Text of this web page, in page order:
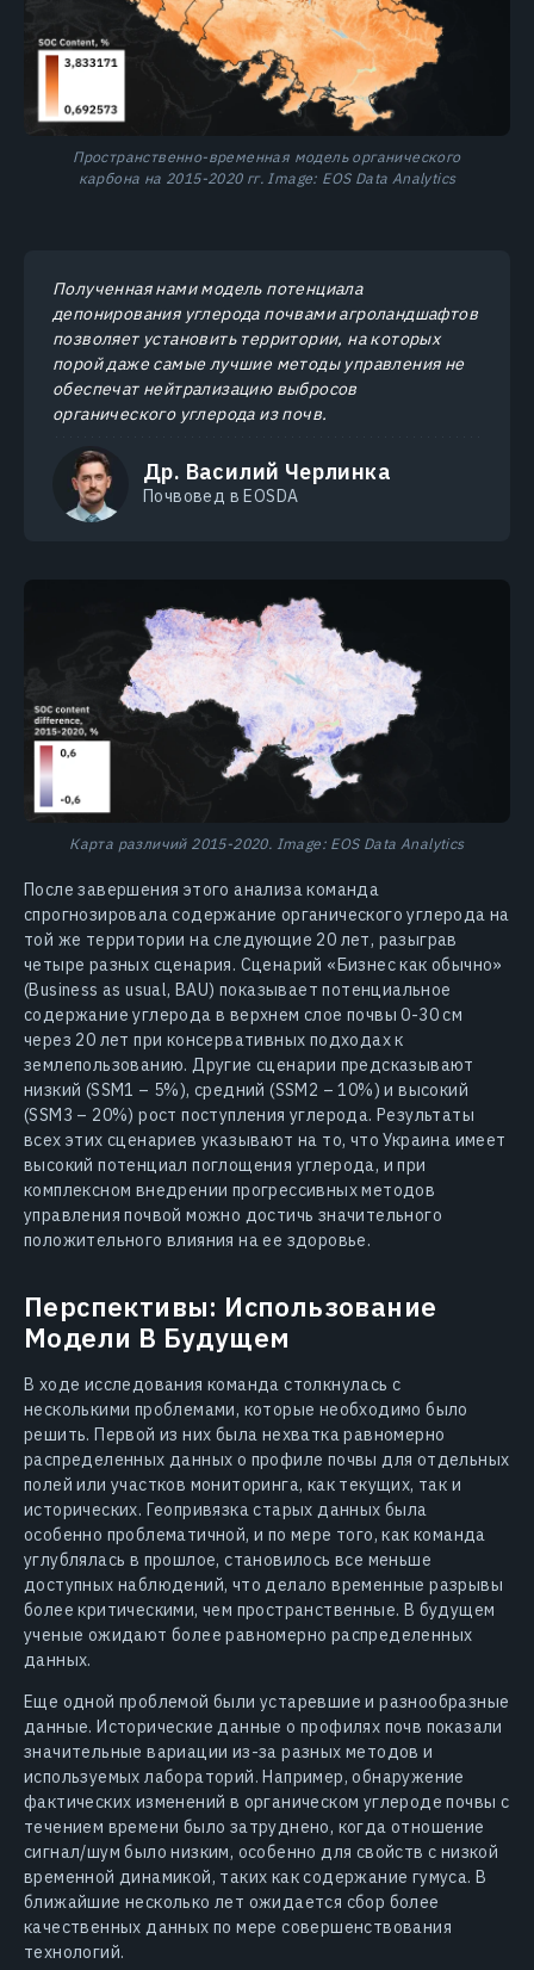
Пространственно-временная модель органического
карбона на 2015-2020 гг. Image: EOS Data Analytics
Полученная нами модель потенциала
депонирования углерода почвами агроландшафтов
позволяет установить территории, на которых
порой даже самые лучшие методы управления не
обеспечат нейтрализацию выбросов
органического углерода из почв.
Др. Василий Черлинка
Почвовед в EOSDA
Карта различий 2015-2020. Image: EOS Data Analytics
После завершения этого анализа команда
спрогнозировала содержание органического углерода на
той же территории на следующие 20 лет, разыграв
четыре разных сценария. Сценарий «Бизнес как обычно»
(Business as usual, BAU) показывает потенциальное
содержание углерода в верхнем слое почвы 0-30 см
через 20 лет при консервативных подходах к
землепользованию. Другие сценарии предсказывают
низкий (SSM1 – 5%), средний (SSM2 – 10%) и высокий
(SSM3 – 20%) рост поступления углерода. Результаты
всех этих сценариев указывают на то, что Украина имеет
высокий потенциал поглощения углерода, и при
комплексном внедрении прогрессивных методов
управления почвой можно достичь значительного
положительного влияния на ее здоровье.
Перспективы: Использование
Модели В Будущем
В ходе исследования команда столкнулась с
несколькими проблемами, которые необходимо было
решить. Первой из них была нехватка равномерно
распределенных данных о профиле почвы для отдельных
полей или участков мониторинга, как текущих, так и
исторических. Геопривязка старых данных была
особенно проблематичной, и по мере того, как команда
углублялась в прошлое, становилось все меньше
доступных наблюдений, что делало временные разрывы
более критическими, чем пространственные. В будущем
ученые ожидают более равномерно распределенных
данных.
Еще одной проблемой были устаревшие и разнообразные
данные. Исторические данные о профилях почв показали
значительные вариации из-за разных методов и
используемых лабораторий. Например, обнаружение
фактических изменений в органическом углероде почвы с
течением времени было затруднено, когда отношение
сигнал/шум было низким, особенно для свойств с низкой
временной динамикой, таких как содержание гумуса. В
ближайшие несколько лет ожидается сбор более
качественных данных по мере совершенствования
технологий.